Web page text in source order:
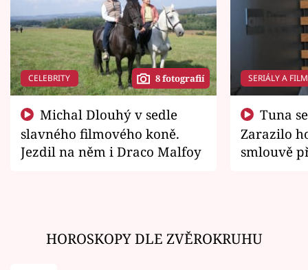
CELEBRITY 8 fotografií
slavného filmového koně.
Jezdil na něm i Draco Malfoy
SERIÁLY A
Zarazilo
smlouvě
HOROSKOPY DLE ZVĚROKRUHU